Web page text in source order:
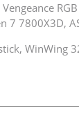
Vengeance
7 7800X3D,
WinWing